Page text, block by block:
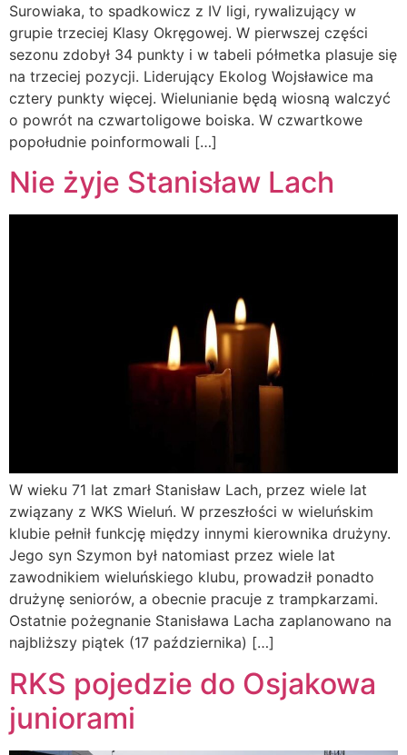
Surowiaka, to spadkowicz z IV ligi, rywalizujący w
grupie trzeciej Klasy Okręgowej. W pierwszej części
sezonu zdobył 34 punkty i w tabeli półmetka plasuje się
na trzeciej pozycji. Liderujący Ekolog Wojsławice ma
cztery punkty więcej. Wielunianie będą wiosną walczyć
o powrót na czwartoligowe boiska. W czwartkowe
popołudnie poinformowali […]
Nie żyje Stanisław Lach
W wieku 71 lat zmarł Stanisław Lach, przez wiele lat
związany z WKS Wieluń. W przeszłości w wieluńskim
klubie pełnił funkcję między innymi kierownika drużyny.
Jego syn Szymon był natomiast przez wiele lat
zawodnikiem wieluńskiego klubu, prowadził ponadto
drużynę seniorów, a obecnie pracuje z trampkarzami.
Ostatnie pożegnanie Stanisława Lacha zaplanowano na
najbliższy piątek (17 października) […]
RKS pojedzie do Osjakowa
juniorami